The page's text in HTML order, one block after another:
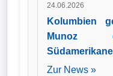
24.06.2026
Kolumbien
Munoz
Zur News »